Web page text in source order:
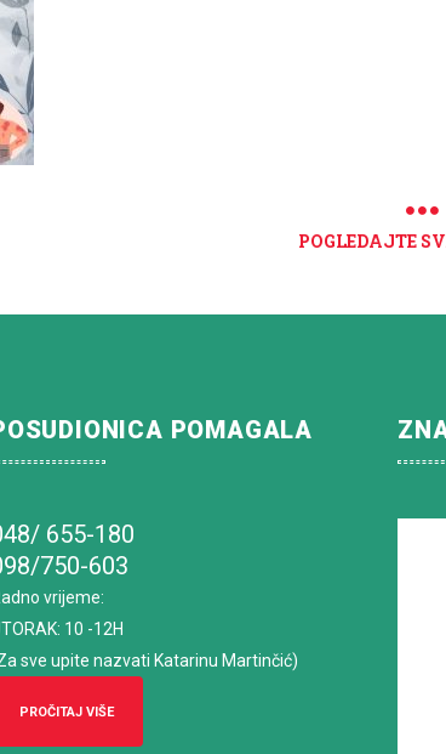
POGLEDAJTE
POMAGALA
655-180
750-603
vrijeme:
10 -12H
sve upite nazvati Katarinu Martinčić)
PROČITAJ VIŠE